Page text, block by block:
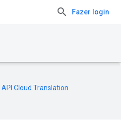
Fazer login
API Cloud Translation